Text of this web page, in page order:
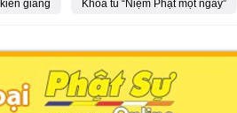
kiên giang Khóa tu “Niệm Phật một ngày”